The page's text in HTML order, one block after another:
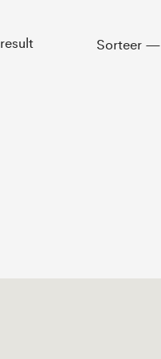
result Sorteer —